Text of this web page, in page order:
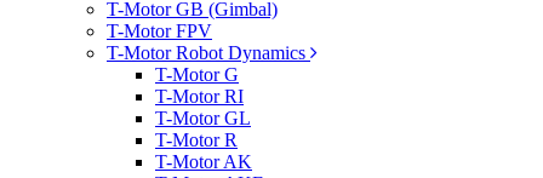
T-Motor GB (Gimbal)
T-Motor FPV
T-Motor Robot Dynamics
T-Motor G
T-Motor RI
T-Motor GL
T-Motor R
T-Motor AK